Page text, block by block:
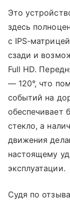
Это
здесь
с IPS-
сзади и
Full HD.
— 120°, что
событий на
обеспечивает
стекло, а
движения
настоящему
эксплуатации.
Судя по